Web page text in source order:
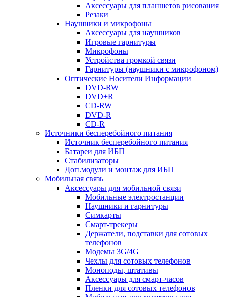
Аксессуары для планшетов рисования
Резаки
Наушники и микрофоны
Аксессуары для наушников
Игровые гарнитуры
Микрофоны
Устройства громкой связи
Гарнитуры (наушники с микрофоном)
Оптические Носители Информации
DVD-RW
DVD+R
CD-RW
DVD-R
CD-R
Источники бесперебойного питания
Источник бесперебойного питания
Батареи для ИБП
Стабилизаторы
Доп.модули и монтаж для ИБП
Мобильная связь
Аксессуары для мобильной связи
Мобильные электростанции
Наушники и гарнитуры
Симкарты
Смарт-трекеры
Держатели, подставки для сотовых
телефонов
Модемы 3G/4G
Чехлы для сотовых телефонов
Моноподы, штативы
Аксессуары для смарт-часов
Пленки для сотовых телефонов